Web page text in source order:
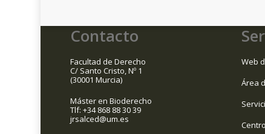
Contacto
Facultad de Derecho
C/ Santo Cristo, Nº 1
(30001 Murcia)
Máster en Bioderecho
Tlf: +34 868 88 30 39
jrsalced@um.es
Web
Área